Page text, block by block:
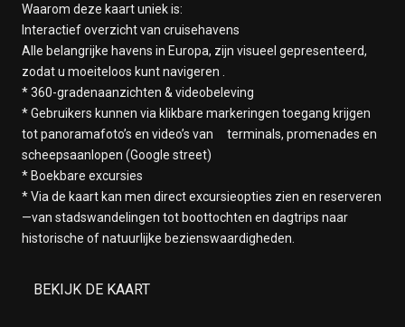
Waarom deze kaart uniek is:
Interactief overzicht van cruisehavens
Alle belangrijke havens in Europa, zijn visueel gepresenteerd,
zodat u moeiteloos kunt navigeren .
* 360-gradenaanzichten & videobeleving
* Gebruikers kunnen via klikbare markeringen toegang krijgen
tot panoramafoto’s en video’s van terminals, promenades en
scheepsaanlopen (Google street)
* Boekbare excursies
* Via de kaart kan men direct excursieopties zien en reserveren
—van stadswandelingen tot boottochten en dagtrips naar
historische of natuurlijke bezienswaardigheden.
BEKIJK DE KAART